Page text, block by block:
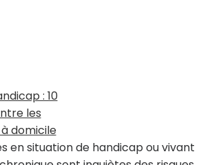
: 10
les
domicile
en situation de handicap ou vivant